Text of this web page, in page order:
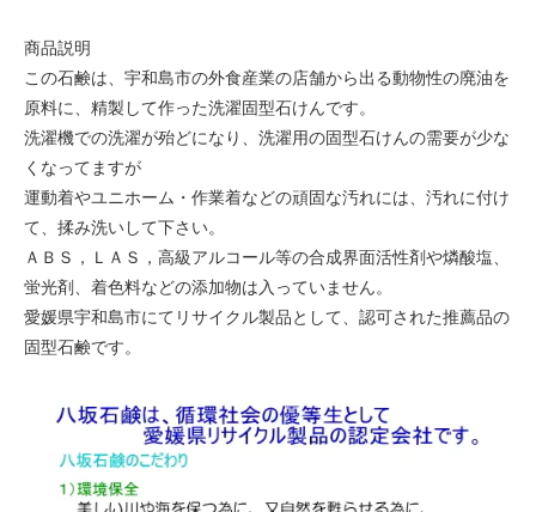
商品説明
この石鹸は、宇和島市の外食産業の店舗から出る動物性の廃油を
原料に、精製して作った洗濯固型石けんです。
洗濯機での洗濯が殆どになり、洗濯用の固型石けんの需要が少な
くなってますが
運動着やユニホーム・作業着などの頑固な汚れには、汚れに付け
て、揉み洗いして下さい。
ＡＢＳ，ＬＡＳ，高級アルコール等の合成界面活性剤や燐酸塩、
蛍光剤、着色料などの添加物は入っていません。
愛媛県宇和島市にてリサイクル製品として、認可された推薦品の
固型石鹸です。